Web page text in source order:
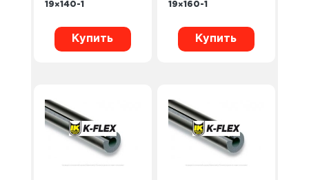
19×140-1
Купить
19×160-1
Купить